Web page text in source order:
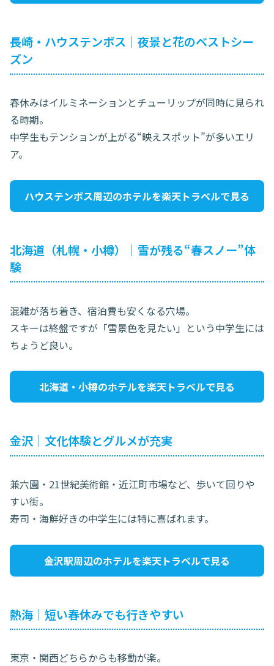
長崎・ハウステンボス｜夜景と花のベストシー
ズン
春休みはイルミネーションとチューリップが同時に見られ
る時期。
中学生もテンションが上がる“映えスポット”が多いエリ
ア。
ハウステンボス周辺のホテルを楽天トラベルで見る
北海道（札幌・小樽）｜雪が残る“春スノー”体
験
混雑が落ち着き、宿泊費も安くなる穴場。
スキーは終盤ですが「雪景色を見たい」という中学生には
ちょうど良い。
北海道・小樽のホテルを楽天トラベルで見る
金沢｜文化体験とグルメが充実
兼六園・21世紀美術館・近江町市場など、歩いて回りや
すい街。
寿司・海鮮好きの中学生には特に喜ばれます。
金沢駅周辺のホテルを楽天トラベルで見る
熱海｜短い春休みでも行きやすい
東京・関西どちらからも移動が楽。